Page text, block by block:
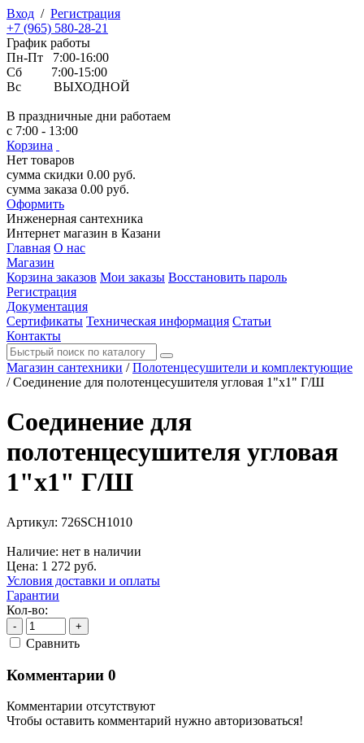
Вход / Регистрация
+7 (965) 580-28-21
График работы
Пн-Пт 7:00-16:00
Сб 7:00-15:00
Вс ВЫХОДНОЙ
В праздничные дни работаем
с 7:00 - 13:00
Корзина
Нет товаров
сумма скидки 0.00 руб.
сумма заказа 0.00 руб.
Оформить
Инженерная сантехника
Интернет магазин в Казани
Главная О нас
Магазин
Корзина заказов Мои заказы Восстановить пароль
Регистрация
Документация
Сертификаты Техническая информация Статьи
Контакты
Магазин сантехники / Полотенцесушители и комплектующие
/ Соединение для полотенцесушителя угловая 1"x1" Г/Ш
Соединение для
полотенцесушителя угловая
1"x1" Г/Ш
Артикул: 726SCH1010
Наличие: нет в наличии
Цена: 1 272 руб.
Условия доставки и оплаты
Гарантии
Кол-во:
- +
Cравнить
Комментарии 0
Комментарии отсутствуют
Чтобы оставить комментарий нужно авторизоваться!